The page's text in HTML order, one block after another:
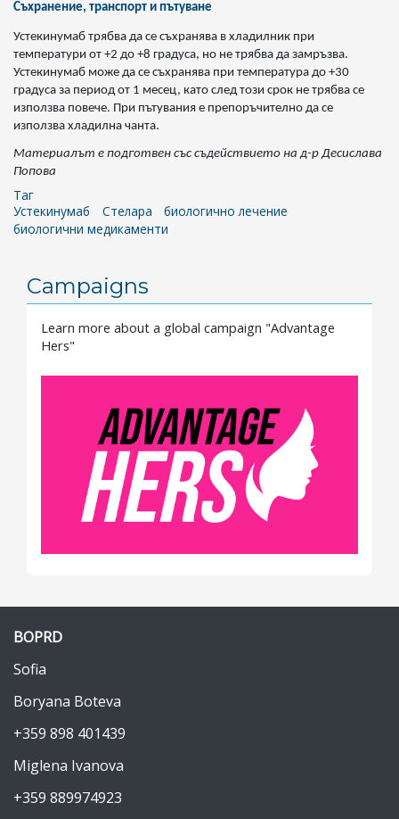
Съхранение, транспорт и пътуване
Устекинумаб трябва да се съхранява в хладилник при
температури от +2 до +8 градуса, но не трябва да замръзва.
Устекинумаб може да се съхранява при температура до +30
градуса за период от 1 месец, като след този срок не трябва се
използва повече. При пътувания е препоръчително да се
използва хладилна чанта.
Материалът е подготвен със съдействието на д-р Десислава
Попова
Таг
Устекинумаб
Стелара
биологично лечение
биологични медикаменти
Campaigns
Learn more about a global campaign "Advantage
Hers"
BOPRD
Sofia
Boryana Boteva
+359 898 401439
Miglena Ivanova
+359 889974923